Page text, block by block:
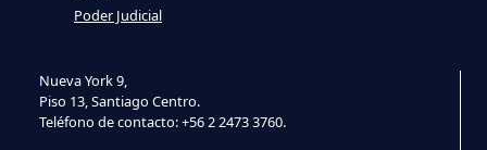
Nueva York 9,
Piso 13, Santiago Centro.
Teléfono de contacto: +56 2 2473 3760.
Poder Judicial